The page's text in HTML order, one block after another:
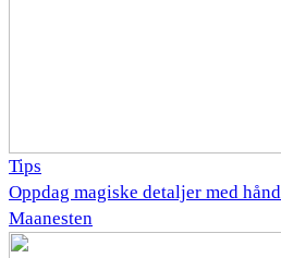
Tips
Oppdag magiske detaljer med
Maanesten